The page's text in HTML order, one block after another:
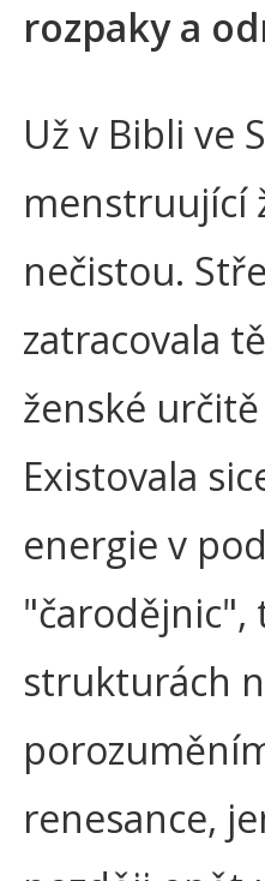
rozpaky a
Už v Bibli ve
menstruující
nečistou.
zatracovala
ženské
Existovala
energie v
"čarodějnic",
strukturách
renesance,